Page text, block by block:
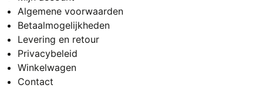
Algemene voorwaarden
Betaalmogelijkheden
Levering en retour
Privacybeleid
Winkelwagen
Contact